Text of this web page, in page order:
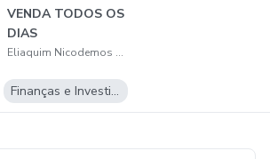
VENDA TODOS OS
DIAS
Eliaquim Nicodemos Correia da Silva
Finanças e Investimentos